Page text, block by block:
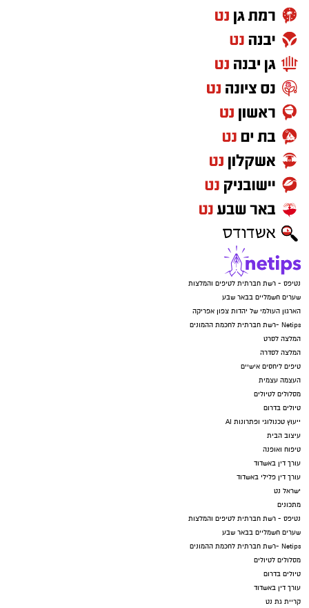
נטיפס - רשת חברתית לטיפים והמלצות
שערים חשמליים בבאר שבע
הארגון העולמי של יהדות צפון אפריקה
Netips -רשת חברתית לחכמת ההמונים
המלצה לסרט
המלצה לסדרה
טיפים ליחסים אישיים
העצמה עצמית
מסלולים לטיולים
טיולים בדרום
ייעוץ טכנולוגי ופתרונות AI
עיצוב הבית
טיפוח ואופנה
עורך דין באשדוד
עורך דין פלילי באשדוד
ישראל נט
מתכונים
נטיפס - רשת חברתית לטיפים והמלצות
שערים חשמליים בבאר שבע
Netips -רשת חברתית לחכמת ההמונים
מסלולים לטיולים
טיולים בדרום
עורך דין באשדוד
קריית גת נט